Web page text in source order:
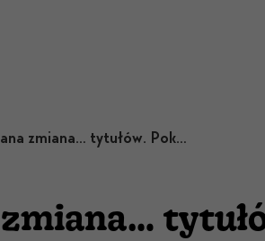
Nieoczekiwana zmiana… tytułów. Pokazy „W łóżku z rabusiem” odwołane